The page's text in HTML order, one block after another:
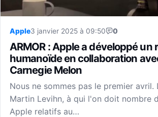
Apple3 janvier 2025 à 09:50 0
ARMOR : Apple a développé un
humanoïde en collaboration
Carnegie Melon
Nous ne sommes pas le premier avril.
Martin Levihn, à qui l'on doit nombre
Apple relatifs au…